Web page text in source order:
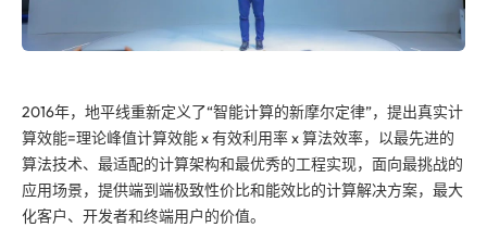
2016年，地平线重新定义了“智能计算的新摩尔定律”，提出真实计
算效能=理论峰值计算效能 x 有效利用率 x 算法效率，以最先进的
算法技术、最适配的计算架构和最优秀的工程实现，面向最挑战的
应用场景，提供端到端极致性价比和能效比的计算解决方案，最大
化客户、开发者和终端用户的价值。